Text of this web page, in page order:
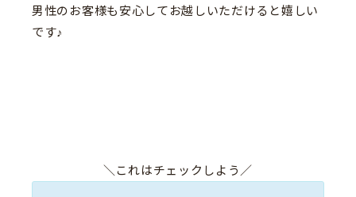
男性のお客様も安心してお越しいただけると嬉しい
です♪
＼これはチェックしよう／